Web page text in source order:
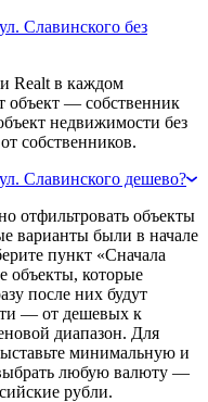
Славинского без
Realt в каждом
объект — собственник
недвижимости без
собственников.
Славинского дешево?
отфильтровать объекты
варианты были в начале
пункт «Сначала
объекты, которые
после них будут
— от дешевых к
диапазон. Для
минимальную и
любую валюту —
рубли.